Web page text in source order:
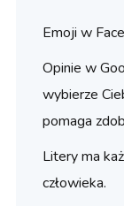
Emoji w
Opinie w
wybierze
pomaga
Litery ma
człowieka.